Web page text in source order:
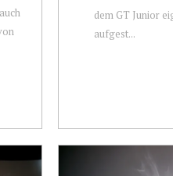
dem GT Junior
aufgest...